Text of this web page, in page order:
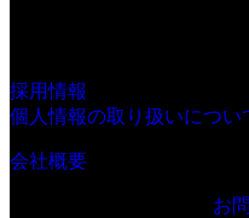
採用情報
個人情報の取り扱いについ
会社概要
お